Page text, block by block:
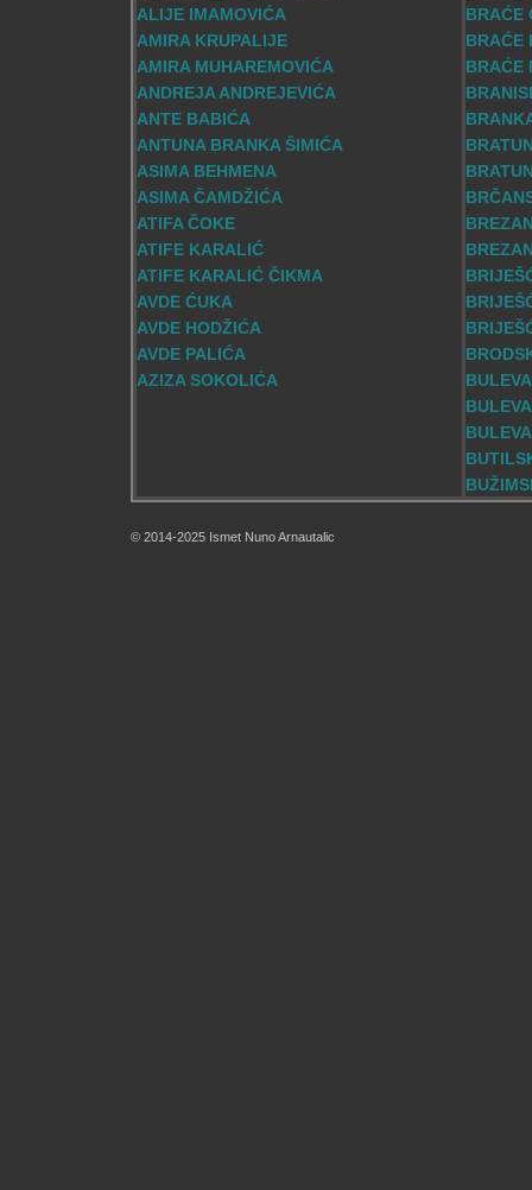
ALIJE IMAMOVIĆA
AMIRA KRUPALIJE
AMIRA MUHAREMOVIĆA
ANDREJA ANDREJEVIĆA
ANTE BABIĆA
ANTUNA BRANKA ŠIMIĆA
ASIMA BEHMENA
ASIMA ČAMDŽIĆA
ATIFA ČOKE
ATIFE KARALIĆ
ATIFE KARALIĆ ČIKMA
AVDE ĆUKA
AVDE HODŽIĆA
AVDE PALIĆA
AZIZA SOKOLIĆA
BRAĆE
BRAĆE
BRAĆE
© 2014-2025 Ismet Nuno Arnautalic